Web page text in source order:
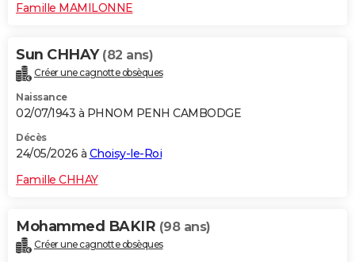
Famille MAMILONNE
Sun CHHAY (82 ans)
Créer une cagnotte obsèques
Naissance
02/07/1943 à PHNOM PENH CAMBODGE
Décès
24/05/2026 à Choisy-le-Roi
Famille CHHAY
Mohammed BAKIR (98 ans)
Créer une cagnotte obsèques